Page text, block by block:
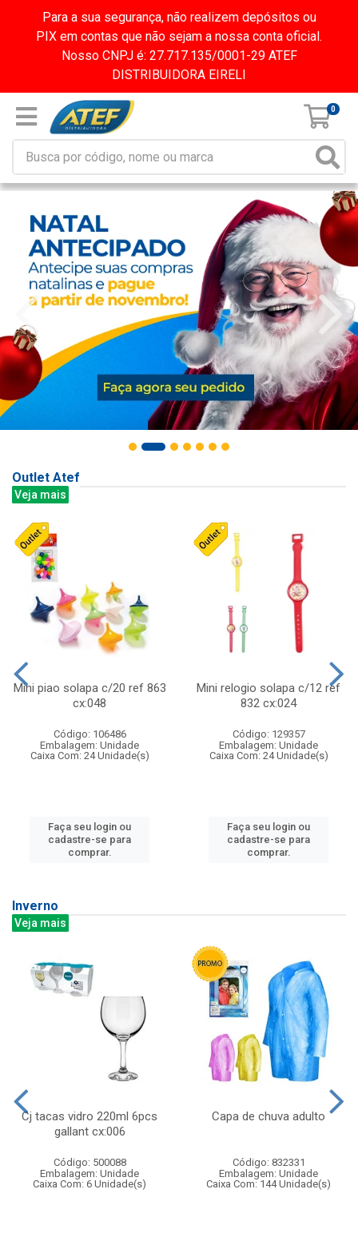
Para a sua segurança, não realizem depósitos ou
PIX em contas que não sejam a nossa conta oficial.
Nosso CNPJ é: 27.717.135/0001-29 ATEF
DISTRIBUIDORA EIRELI
0
Outlet Atef
Veja mais
Mini piao solapa c/20 ref 863
cx:048
Código: 106486
Embalagem: Unidade
Caixa Com: 24 Unidade(s)
Faça seu login ou
cadastre-se para
comprar.
Mini relogio solapa c/12 ref
832 cx:024
Código: 129357
Embalagem: Unidade
Caixa Com: 24 Unidade(s)
Faça seu login ou
cadastre-se para
comprar.
Inverno
Veja mais
Cj tacas vidro 220ml 6pcs
gallant cx:006
Código: 500088
Embalagem: Unidade
Caixa Com: 6 Unidade(s)
Capa de chuva adulto
Código: 832331
Embalagem: Unidade
Caixa Com: 144 Unidade(s)